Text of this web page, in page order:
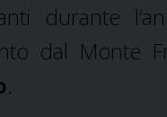
durante
dal Monte
.